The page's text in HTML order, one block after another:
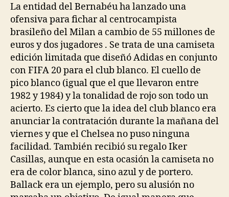
La entidad del Bernabéu ha lanzado una
ofensiva para fichar al centrocampista
brasileño del Milan a cambio de 55 millones de
euros y dos jugadores . Se trata de una camiseta
edición limitada que diseñó Adidas en conjunto
con FIFA 20 para el club blanco. El cuello de
pico blanco (igual que el que llevaron entre
1982 y 1984) y la tonalidad de rojo son todo un
acierto. Es cierto que la idea del club blanco era
anunciar la contratación durante la mañana del
viernes y que el Chelsea no puso ninguna
facilidad. También recibió su regalo Iker
Casillas, aunque en esta ocasión la camiseta no
era de color blanca, sino azul y de portero.
Ballack era un ejemplo, pero su alusión no